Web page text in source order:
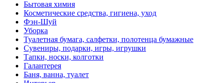
Бытовая химия
Косметические средства, гигиена, уход
Фэн-Шуй
Уборка
Туалетная бумага, салфетки, полотенца бумажные
Сувениры, подарки, игры, игрушки
Тапки, носки, колготки
Галантерея
Баня, ванна, туалет